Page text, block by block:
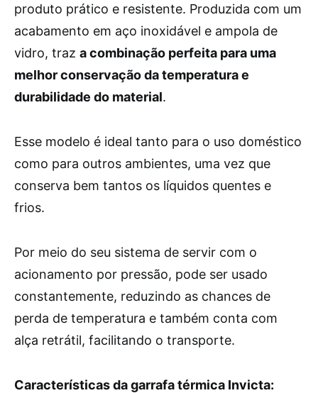
produto prático e resistente. Produzida com um
acabamento em aço inoxidável e ampola de
vidro, traz a combinação perfeita para uma
melhor conservação da temperatura e
durabilidade do material.
Esse modelo é ideal tanto para o uso doméstico
como para outros ambientes, uma vez que
conserva bem tantos os líquidos quentes e
frios.
Por meio do seu sistema de servir com o
acionamento por pressão, pode ser usado
constantemente, reduzindo as chances de
perda de temperatura e também conta com
alça retrátil, facilitando o transporte.
Características da garrafa térmica Invicta: